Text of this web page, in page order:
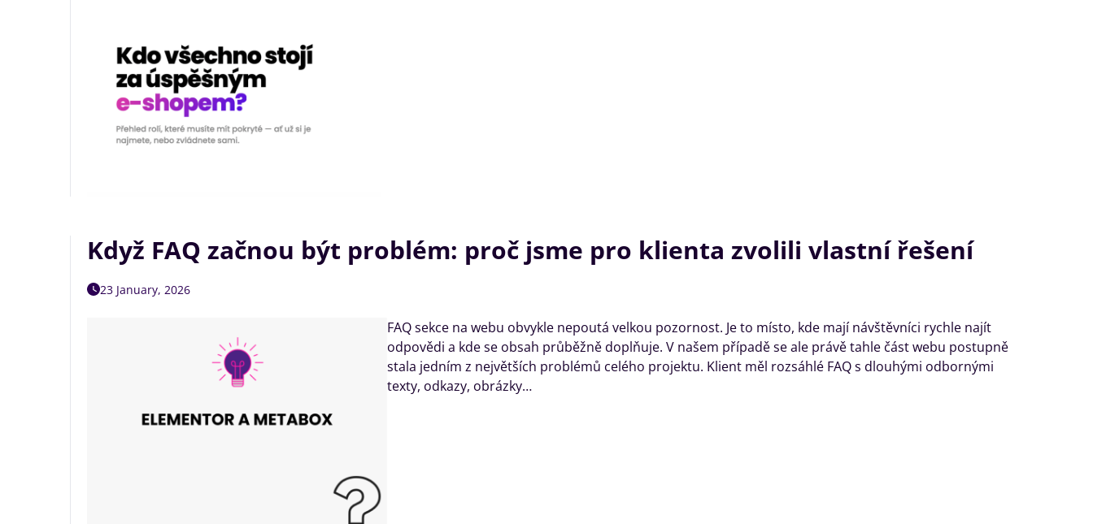
Když FAQ začnou být problém: proč jsme pro klienta zvolili vlastní řešení
23 January, 2026
FAQ sekce na webu obvykle nepoutá velkou pozornost. Je to místo, kde mají návštěvníci rychle najít
odpovědi a kde se obsah průběžně doplňuje. V našem případě se ale právě tahle část webu postupně
stala jedním z největších problémů celého projektu. Klient měl rozsáhlé FAQ s dlouhými odbornými
texty, odkazy, obrázky…